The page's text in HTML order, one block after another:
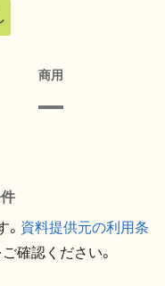
商用
資料提供元の利用条
確認ください。